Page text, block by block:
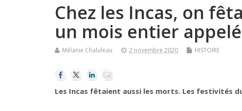
Chez les Incas, on
un mois entier
Mélanie Chaluleau 2 novembre 2020 HISTOIRE
Les Incas fêtaient aussi les morts. Les festivités